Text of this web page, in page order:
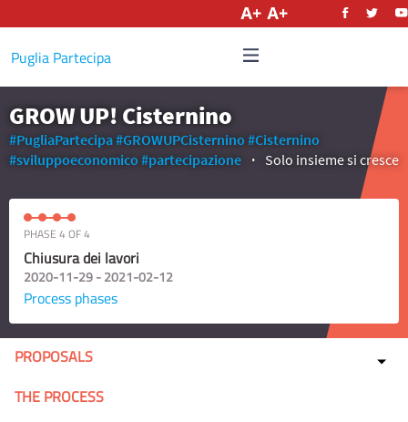
Puglia Partecipa
GROW UP! Cisternino
#PugliaPartecipa#GROWUPCisternino #Cisternino
#sviluppoeconomico #partecipazione Solo insieme si cresce
PHASE 4 OF 4
Chiusura dei lavori
2020-11-29 - 2021-02-12
Process phases
PROPOSALS
THE PROCESS